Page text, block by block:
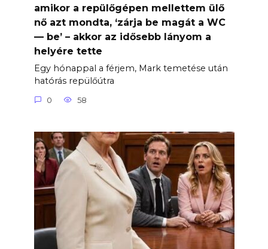
amikor a repülőgépen mellettem ülő
nő azt mondta, ‘zárja be magát a WC
— be’ – akkor az idősebb lányom a
helyére tette
Egy hónappal a férjem, Mark temetése után
hatórás repülőútra
0 58